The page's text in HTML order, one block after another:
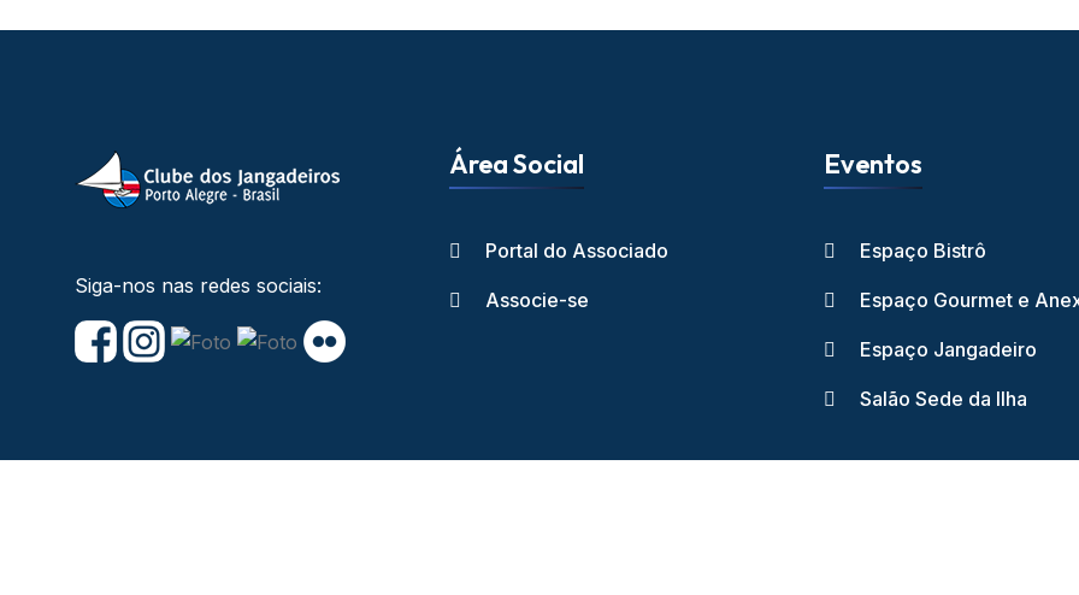
Siga-nos nas redes sociais:
Área Social
Portal do Associado
Associe-se
Eventos
Espaço Bistrô
Espaço Gourmet e
Espaço Jangadeiro
Salão Sede da Ilha